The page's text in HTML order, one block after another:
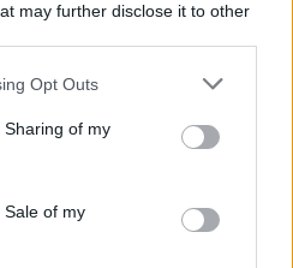
may further disclose it to other
Opt Outs
of my
of my
ūkininkavimo patirtį
kartu su pažangiausia
galime užtikrinti tokį
kokius mėgsta
generalinis